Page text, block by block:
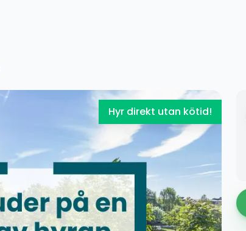
Hyr direkt utan kötid!